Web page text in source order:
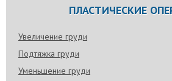
ПЛАСТИЧЕСКИЕ
Увеличение груди
Подтяжка груди
Уменьшение груди